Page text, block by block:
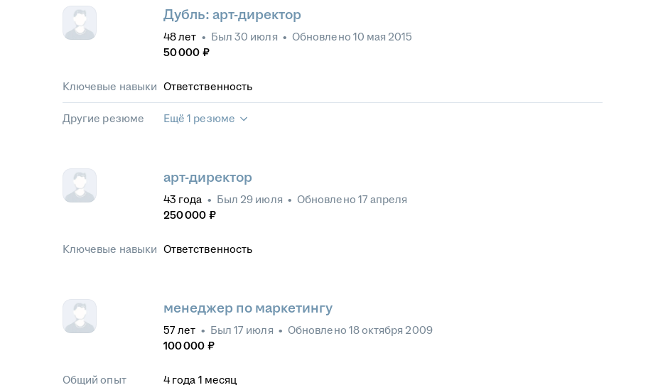
Дубль: арт-директор
48лет • Был 30 июля • Обновлено 10 мая 2015
50 000 ₽
Ключевые навыки Ответственность
Другие резюме Ещё 1 резюме
арт-директор
43 года • Был 29 июля • Обновлено 17 апреля
250 000 ₽
Ключевые навыки Ответственность
менеджер по маркетингу
57лет • Был 17 июля • Обновлено 18 октября 2009
100 000 ₽
Общий опыт 4 года 1 месяц